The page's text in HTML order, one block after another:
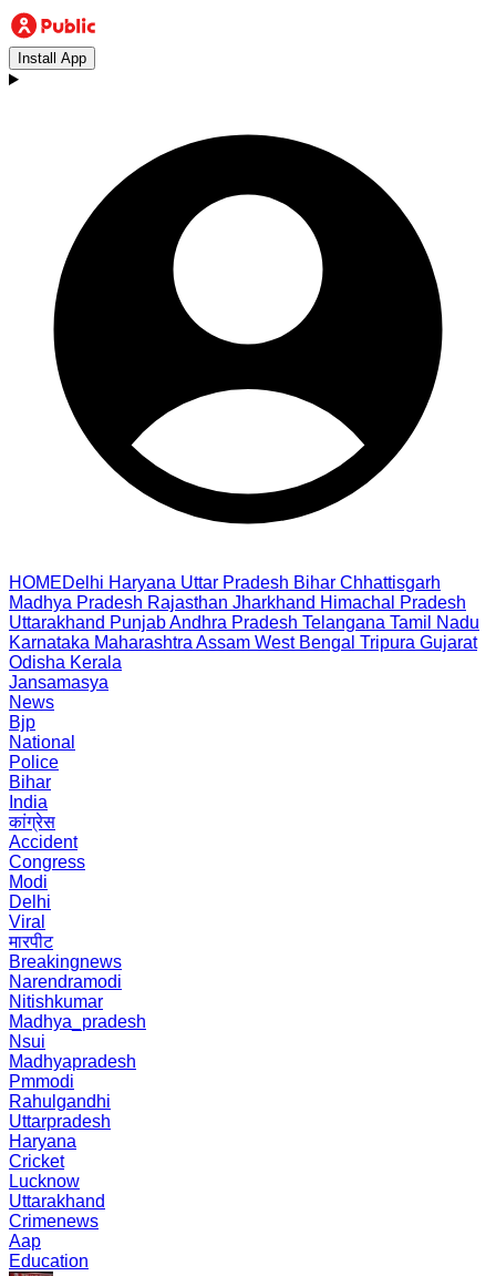
Install App
HOMEDelhi Haryana Uttar Pradesh Bihar Chhattisgarh
Madhya Pradesh Rajasthan Jharkhand Himachal Pradesh
Uttarakhand PunjabAndhra Pradesh Telangana Tamil Nadu
Karnataka Maharashtra Assam West Bengal Tripura Gujarat
Odisha Kerala
Jansamasya
News
Bjp
National
Police
Bihar
India
कांग्रेस
Accident
Congress
Modi
Delhi
Viral
मारपीट
Breakingnews
Narendramodi
Nitishkumar
Madhya_pradesh
Nsui
Madhyapradesh
Pmmodi
Rahulgandhi
Uttarpradesh
Haryana
Cricket
Lucknow
Uttarakhand
Crimenews
Aap
Education